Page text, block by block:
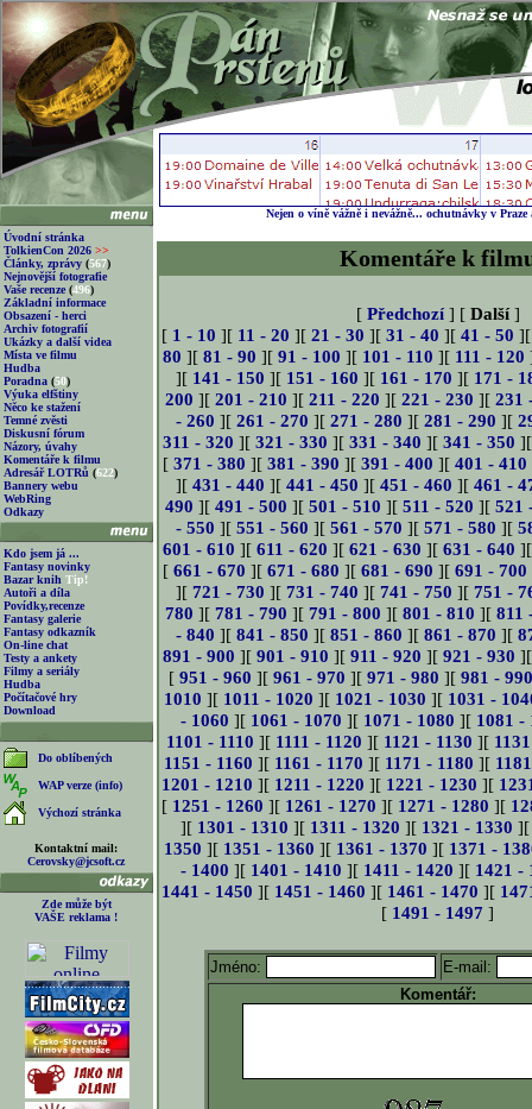
Úvodní stránka
TolkienCon 2026 >>
Články, zprávy (567)
Nejnovější fotografie
Vaše recenze (496)
Základní informace
Obsazení - herci
Archiv fotografií
Ukázky a další videa
Místa ve filmu
Hudba
Poradna (50)
Výuka elfštiny
Něco ke stažení
Temné zvěsti
Diskusní fórum
Názory, úvahy
Komentáře k filmu
Adresář LOTRů (622)
Bannery webu
WebRing
Odkazy
Kdo jsem já ...
Fantasy novinky
Bazar knih Tip!
Autoři a díla
Povídky,recenze
Fantasy galerie
Fantasy odkazník
On-line chat
Testy a ankety
Filmy a seriály
Hudba
Počítačové hry
Download
Do oblíbených
WAP verze (info)
Výchozí stránka
Kontaktní mail:
Cerovsky@jcsoft.cz
Zde může být
VAŠE reklama !
Nejen o víně vážně i nevážně... ochutnávky v
Komentáře k
[ Předchozí] [ Další]
[ 1 - 10 ][ 11 - 20 ][ 21 - 30 ][ 31 - 40 ][ 41 - 50
80 ][81 - 90 ][91 - 100 ][ 101 - 110 ][ 111 - 120
][ 141 - 150 ][ 151 - 160 ][ 161 - 170 ][ 171 -
200 ][ 201 - 210 ][ 211 - 220 ][ 221 - 230 ][ 231
- 260 ][ 261 - 270 ][ 271 - 280 ][ 281 - 290 ][
311 - 320 ][ 321 - 330 ][ 331 - 340 ][ 341 - 350
[ 371 - 380 ][ 381 - 390 ][ 391 - 400 ][ 401 - 410
][ 431 - 440 ][ 441 - 450 ][ 451 - 460 ][ 461 -
490 ][ 491 - 500 ][ 501 - 510 ][ 511 - 520 ][ 521
- 550 ][ 551 - 560 ][ 561 - 570 ][ 571 - 580 ][
601 - 610 ][ 611 - 620 ][ 621 - 630 ][ 631 - 640
[ 661 - 670 ][ 671 - 680 ][ 681 - 690 ][ 691 - 700
][ 721 - 730 ][ 731 - 740 ][ 741 - 750 ][ 751 -
780 ][ 781 - 790 ][ 791 - 800 ][ 801 - 810 ][ 811
- 840 ][ 841 - 850 ][ 851 - 860 ][ 861 - 870 ][
891 - 900 ][ 901 - 910 ][ 911 - 920 ][ 921 - 930
[951 - 960 ][961 - 970 ][971 - 980 ][981 -
1010 ][ 1011 - 1020 ][ 1021 - 1030 ][ 1031 -
- 1060 ][ 1061 - 1070 ][ 1071 - 1080 ][ 1081 -
1101 - 1110 ][ 1111 - 1120 ][ 1121 - 1130 ][
1151 - 1160 ][ 1161 - 1170 ][ 1171 - 1180 ][
1201 - 1210 ][ 1211 - 1220 ][ 1221 - 1230 ][
[ 1251 - 1260 ][ 1261 - 1270 ][ 1271 - 1280 ][
][ 1301 - 1310 ][ 1311 - 1320 ][ 1321 - 1330
1350 ][ 1351 - 1360 ][ 1361 - 1370 ][ 1371 -
- 1400 ][ 1401 - 1410 ][ 1411 - 1420 ][ 1421 -
1441 - 1450 ][ 1451 - 1460 ][ 1461 - 1470 ][
[ 1491 - 1497 ]
Jméno:
E-mail:
Komentář: